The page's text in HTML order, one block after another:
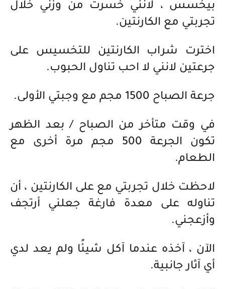
بيخسس ، لانني خسرت من وزني خلال
تجربتي مع الكارنتين.
اخترت شراب الكارنتين للتخسيس على
جرعتين لانني لا احب تناول الحبوب.
جرعة الصباح 1500 مجم مع وجبتي الأولى.
في وقت متأخر من الصباح / بعد الظهر
تكون الجرعة 500 مجم مرة أخرى مع
الطعام.
لاحظت خلال تجربتي مع على الكارنتين ، أن
تناوله على معدة فارغة جعلني أرتجف
وأزعجني.
الآن ، آخذه عندما آكل شيئًا ولم يعد لدي
أي آثار جانبية.